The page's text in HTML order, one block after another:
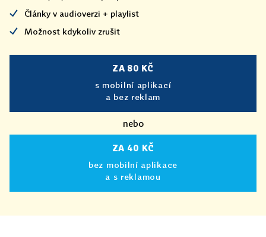
Články v audioverzi + playlist
Možnost kdykoliv zrušit
ZA 80 KČ
s mobilní aplikací
a bez reklam
nebo
ZA 40 KČ
bez mobilní aplikace
a s reklamou